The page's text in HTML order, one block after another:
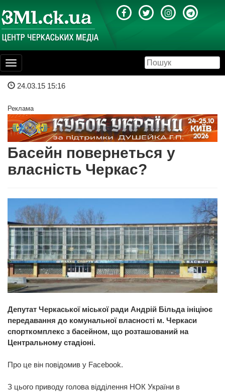
Toggle
navigation
24.03.15 15:16
Реклама
Басейн повернеться у
власність Черкас?
Депутат Черкаської міської ради Андрій Більда ініціює
передавання до комунальної власності м. Черкаси
спорткомплекс з басейном, що розташований на
Центральному стадіоні.
Про це він повідомив у Facebook.
З цього приводу голова відділення НОК України в